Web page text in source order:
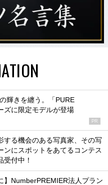
輝きを纏う。「PURE
ズに限定モデルが登場
PR
する機会のある写真家、その写
ンにスポットをあてるコンテス
受付中！
】NumberPREMIER法人プラン